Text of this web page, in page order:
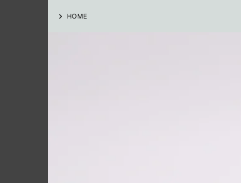
HOME